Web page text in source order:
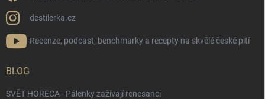
destilerka.cz
Recenze, podcast, benchmarky a recepty na skvělé české pití
BLOG
SVĚT HORECA - Pálenky zažívají renesanci